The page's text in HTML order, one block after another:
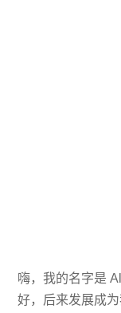
嗨，我的名字是
好，后来发展成